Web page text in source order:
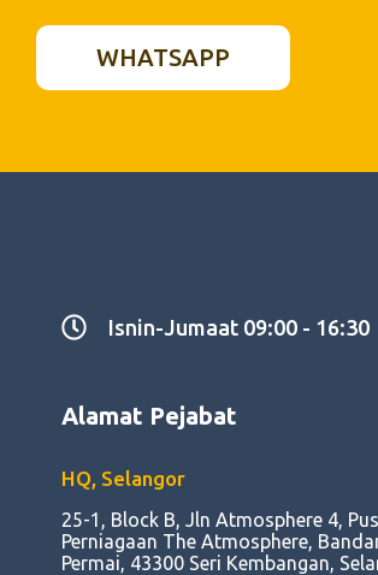
WHATSAPP
Isnin-Jumaat 09:00 - 16:30
Alamat Pejabat
HQ, Selangor
25-1, Block B, Jln Atmosphere 4,
Perniagaan The Atmosphere,
Permai, 43300 Seri Kembangan,